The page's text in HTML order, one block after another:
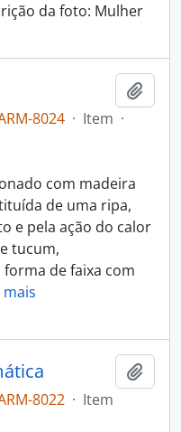
da foto: Mulher
8024 · Item ·
com madeira
de uma ripa,
e pela ação do calor
tucum,
de faixa com
mais
8022 · Item